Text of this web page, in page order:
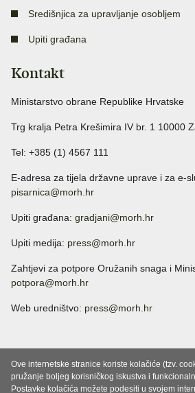
Središnjica za upravljanje osobljem
Upiti građana
Kontakt
Ministarstvo obrane Republike Hrvatske
Trg kralja Petra Krešimira IV br. 1 10000
Tel: +385 (1) 4567 111
E-adresa za tijela državne uprave i za e-
pisarnica@morh.hr
Upiti građana: gradjani@morh.hr
Upiti medija: press@morh.hr
Zahtjevi za potpore Oružanih snaga i
potpora@morh.hr
Web uredništvo: press@morh.hr
Ove internetske stranice koriste kolačiće (tzv.
pružanje boljeg korisničkog iskustva i
Postavke kolačića možete podesiti u svojem